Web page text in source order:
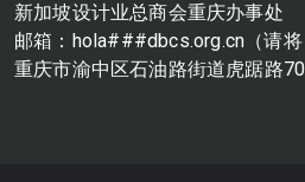
新加坡设计业总商会重庆办事处
邮箱：hola###dbcs.org.cn（请将
重庆市渝中区石油路街道虎踞路